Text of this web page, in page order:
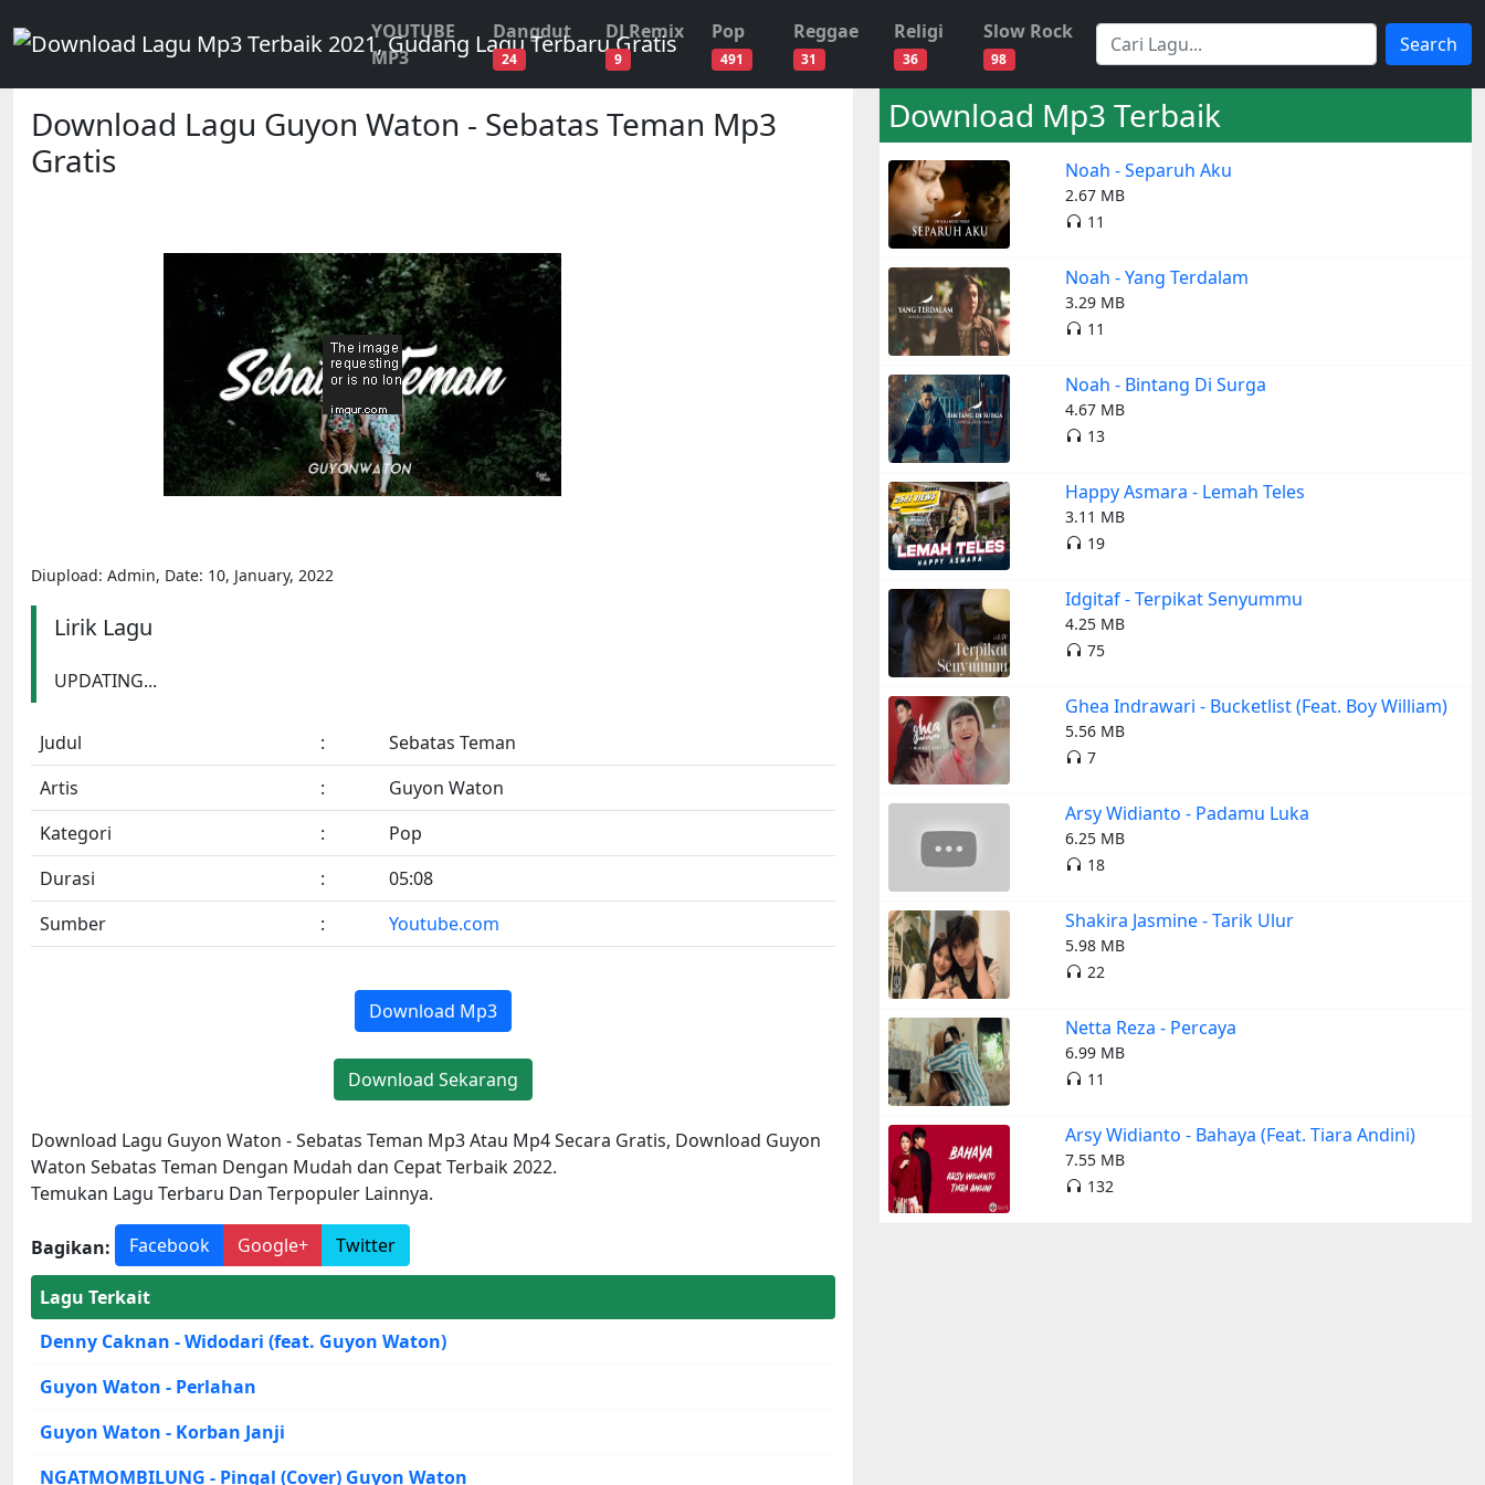
YOUTUBE
MP3
Dangdut
24
DJ Remix
9
Pop
491
Reggae
31
Religi
36
Slow Rock
98
Search
Download Lagu Guyon Waton - Sebatas Teman Mp3
Gratis
Diupload: Admin, Date: 10, January, 2022
Lirik Lagu
UPDATING...
Judul :
Sebatas Teman
Artis
:
Guyon Waton
Kategori
:
Pop
Durasi
:
05:08
Sumber
: Youtube.com
Download Mp3
Download Sekarang
Download Lagu Guyon Waton - Sebatas Teman Mp3 Atau Mp4 Secara Gratis, Download Guyon
Waton Sebatas Teman Dengan Mudah dan Cepat Terbaik 2022.
Temukan Lagu Terbaru Dan Terpopuler Lainnya.
Bagikan: Facebook Google+ Twitter
Lagu Terkait
Denny Caknan - Widodari (feat. Guyon Waton)
Guyon Waton - Perlahan
Guyon Waton - Korban Janji
NGATMOMBILUNG - Pingal (Cover) Guyon Waton
Download Mp3 Terbaik
Noah - Separuh Aku
2.67 MB
11
Noah - Yang Terdalam
3.29 MB
11
Noah - Bintang Di Surga
4.67 MB
13
Happy Asmara - Lemah Teles
3.11 MB
19
Idgitaf - Terpikat Senyummu
4.25 MB
75
Ghea Indrawari - Bucketlist (Feat. Boy William)
5.56 MB
7
Arsy Widianto - Padamu Luka
6.25 MB
18
Shakira Jasmine - Tarik Ulur
5.98 MB
22
Netta Reza - Percaya
6.99 MB
11
Arsy Widianto - Bahaya (Feat. Tiara Andini)
7.55 MB
132